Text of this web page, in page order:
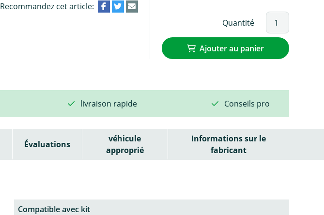
Recommandez cet article:
Quantité
Ajouter au panier
livraison rapide Conseils pro
Évaluations
véhicule
approprié
Informations sur le
fabricant
Compatible avec kit